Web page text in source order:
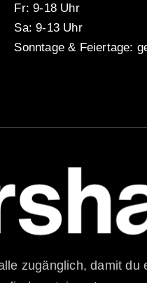
Fr: 9-18 Uhr
Sa: 9-13 Uhr
Sonntage & Feiertage:
zugänglich, damit du